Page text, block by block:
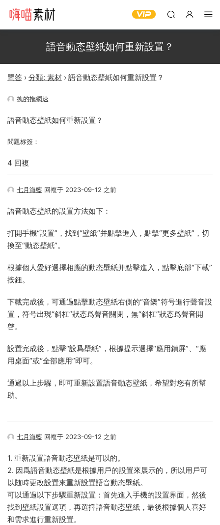
語音動态壁紙如何重新設置？
問答 › 分類: 素材 › 語音動态壁紙如何重新設置？
拽的拖網速
語音動态壁紙如何重新設置？
問題标簽：
4 回複
七月海藍 回複于 2023-09-12 之前
語音動态壁紙的設置方法如下：
打開手機“設置”，找到“壁紙”并點擊進入，點擊“更多壁紙”，切
換至“動态壁紙”。
根據個人愛好選擇相應的動态壁紙并點擊進入，點擊底部“下載”
按鈕。
下載完成後，可通過點擊動态壁紙右側的“音樂”符号進行聲音設
置，符号出現“斜杠”狀态爲聲音關閉，無“斜杠”狀态爲聲音開
啓。
設置完成後，點擊“設爲壁紙”，根據提示選擇“應用鎖屏”、“應
用桌面”或“全部應用”即可。
通過以上步驟，即可重新設置語音動态壁紙，希望對您有所幫
助。
七月海藍 回複于 2023-09-12 之前
1. 重新設置語音動态壁紙是可以的。
2. 因爲語音動态壁紙是根據用戶的設置來展示的，所以用戶可
以随時更改設置來重新設置語音動态壁紙。
可以通過以下步驟重新設置：首先進入手機的設置界面，然後
找到壁紙設置選項，再選擇語音動态壁紙，最後根據個人喜好
和需求進行重新設置。